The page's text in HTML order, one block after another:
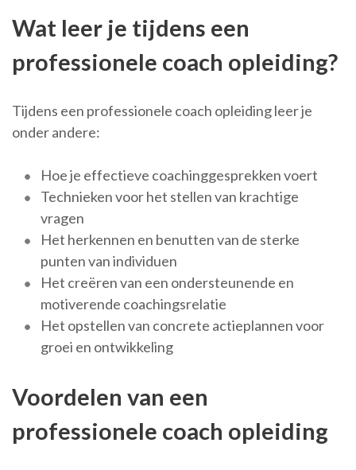
Wat leer je tijdens een
professionele coach opleiding?
Tijdens een professionele coach opleiding leer je
onder andere:
Hoe je effectieve coachinggesprekken voert
Technieken voor het stellen van krachtige
vragen
Het herkennen en benutten van de sterke
punten van individuen
Het creëren van een ondersteunende en
motiverende coachingsrelatie
Het opstellen van concrete actieplannen voor
groei en ontwikkeling
Voordelen van een
professionele coach opleiding